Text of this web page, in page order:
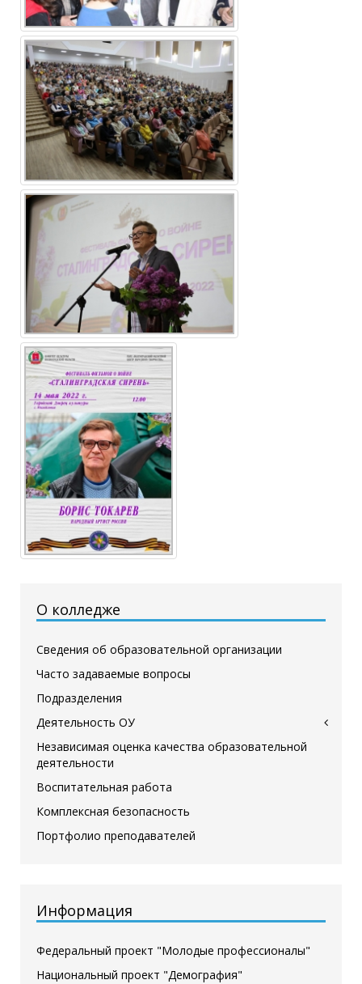
О колледже
Сведения об образовательной организации
Часто задаваемые вопросы
Подразделения
Деятельность ОУ
Независимая оценка качества образовательной
деятельности
Воспитательная работа
Комплексная безопасность
Портфолио преподавателей
Информация
Федеральный проект "Молодые профессионалы"
Национальный проект "Демография"